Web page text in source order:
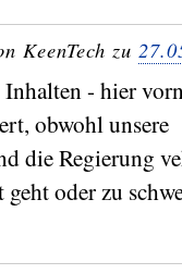
KeenTech zu
Inhalten - hier
obwohl unsere
die Regierung
oder zu